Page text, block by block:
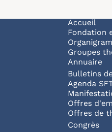
Accueil
Fondation
Groupes
Annuaire
Bulletins
Agenda
Offres
Offres de
Congrès